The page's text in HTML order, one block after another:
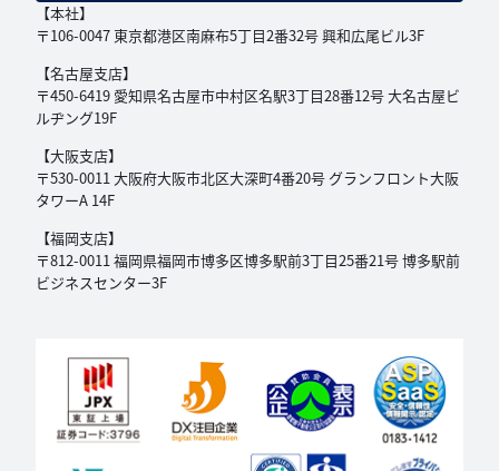
【本社】
〒106-0047 東京都港区南麻布5丁目2番32号興和広尾ビル3F
【名古屋支店】
〒450-6419 愛知県名古屋市中村区名駅3丁目28番12号 大名古屋ビ
ルヂング19F
【大阪支店】
〒530-0011 大阪府大阪市北区大深町4番20号 グランフロント大阪
タワーA 14F
【福岡支店】
〒812-0011 福岡県福岡市博多区博多駅前3丁目25番21号 博多駅前
ビジネスセンター3F